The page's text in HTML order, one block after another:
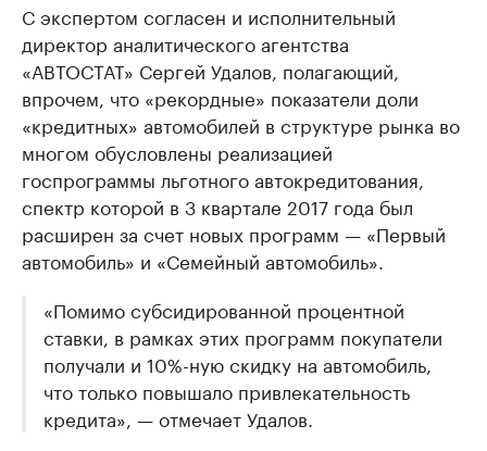
С экспертом согласен и исполнительный
директор аналитического агентства
«АВТОСТАТ» Сергей Удалов, полагающий,
впрочем, что «рекордные» показатели доли
«кредитных» автомобилей в структуре рынка во
многом обусловлены реализацией
госпрограммы льготного автокредитования,
спектр которой в 3 квартале 2017 года был
расширен за счет новых программ — «Первый
автомобиль» и «Семейный автомобиль».
«Помимо субсидированной процентной
ставки, в рамках этих программ покупатели
получали и 10%-ную скидку на автомобиль,
что только повышало привлекательность
кредита», — отмечает Удалов.